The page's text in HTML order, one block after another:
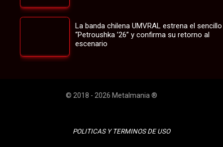
La banda chilena UMVRAL estrena el sencillo
“Petroushka ’26” y confirma su retorno al
escenario
© 2018 - 2026 Metalmania ®
POLITICAS Y TERMINOS DE USO